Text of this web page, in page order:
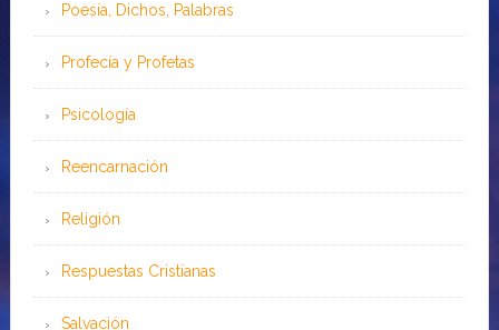
Poesía, Dichos, Palabras
Profecía y Profetas
Psicología
Reencarnación
Religión
Respuestas Cristianas
Salvación